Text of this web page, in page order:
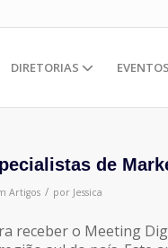
DIRETORIAS EVENTOS
de
Artigos / por Jessica
receber o Meeting